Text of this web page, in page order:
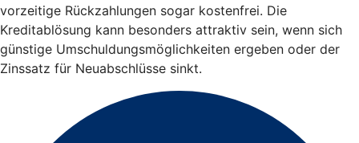
vorzeitige Rückzahlungen sogar kostenfrei. Die
Kreditablösung kann besonders attraktiv sein, wenn sich
günstige Umschuldungsmöglichkeiten ergeben oder der
Zinssatz für Neuabschlüsse sinkt.